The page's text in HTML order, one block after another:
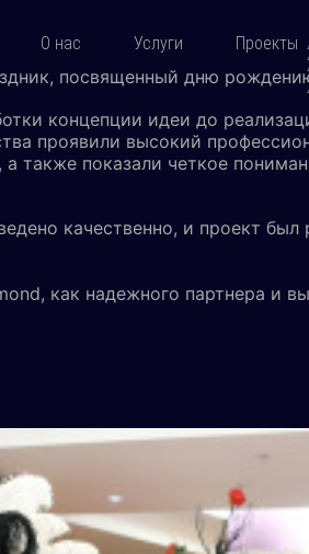
О нас Услуги Проекты
посвященный дню
концепции идеи до
проявили высокий
также показали четкое
качественно, и проект был
как надежного партнера и